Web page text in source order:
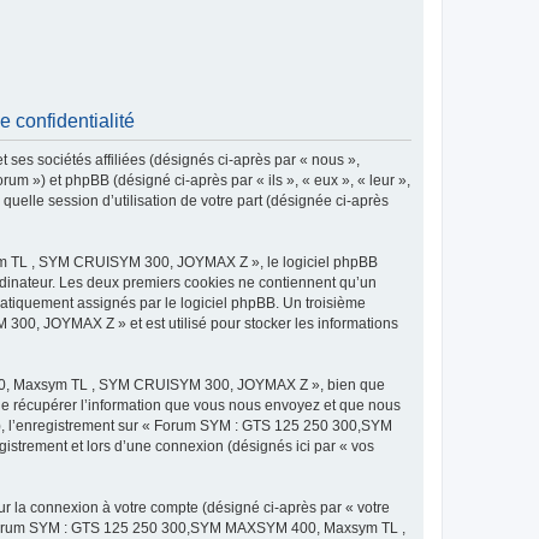
confidentialité
ses sociétés affiliées (désignés ci-après par « nous »,
») et phpBB (désigné ci-après par « ils », « eux », « leur »,
session d’utilisation de votre part (désignée ci-après
, SYM CRUISYM 300, JOYMAX Z », le logiciel phpBB
Les deux premiers cookies ne contiennent qu’un
assignés par le logiciel phpBB. Un troisième
JOYMAX Z » et est utilisé pour stocker les informations
TL , SYM CRUISYM 300, JOYMAX Z », bien que
l’information que vous nous envoyez et que nous
sur « Forum SYM : GTS 125 250 300,SYM
et lors d’une connexion (désignés ici par « vos
la connexion à votre compte (désigné ci-après par « votre
SYM : GTS 125 250 300,SYM MAXSYM 400, Maxsym TL ,